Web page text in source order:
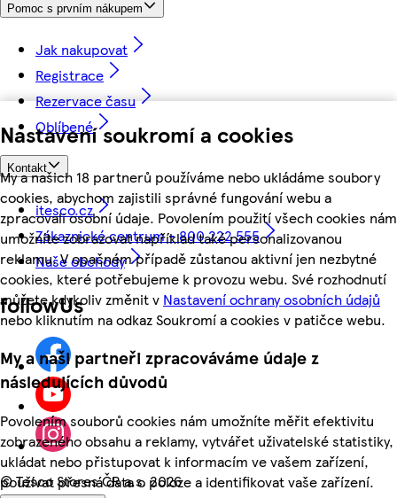
Nastavení soukromí a cookies
My a našich 18 partnerů používáme nebo ukládáme soubory
cookies, abychom zajistili správné fungování webu a
zpracovali osobní údaje. Povolením použití všech cookies nám
umožníte zobrazovat například také personalizovanou
reklamu. V opačném případě zůstanou aktivní jen nezbytné
cookies, které potřebujeme k provozu webu. Své rozhodnutí
můžete kdykoliv změnit v Nastavení ochrany osobních údajů
nebo kliknutím na odkaz Soukromí a cookies v patičce webu.
My a naši partneři zpracováváme údaje z
následujících důvodů
Povolením souborů cookies nám umožníte měřit efektivitu
zobrazeného obsahu a reklamy, vytvářet uživatelské statistiky,
ukládat nebo přistupovat k informacím ve vašem zařízení,
používat přesná data o poloze a identifikovat vaše zařízení.
Pomoc s prvním nákupem
Jak nakupovat
Registrace
Rezervace času
Oblíbené
Kontakt
itesco.cz
Zákaznické centrum - 800 222 555
Naše obchody
followUs
©Tesco Stores ČR a.s. 2026